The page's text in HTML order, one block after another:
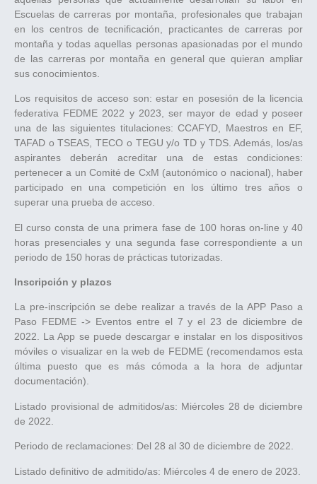
Escuelas de carreras por montaña, profesionales que trabajan
en los centros de tecnificación, practicantes de carreras por
montaña y todas aquellas personas apasionadas por el mundo
de las carreras por montaña en general que quieran ampliar
sus conocimientos.
Los requisitos de acceso son: estar en posesión de la licencia
federativa FEDME 2022 y 2023, ser mayor de edad y poseer
una de las siguientes titulaciones: CCAFYD, Maestros en EF,
TAFAD o TSEAS, TECO o TEGU y/o TD y TDS. Además, los/as
aspirantes deberán acreditar una de estas condiciones:
pertenecer a un Comité de CxM (autonómico o nacional), haber
participado en una competición en los último tres años o
superar una prueba de acceso.
El curso consta de una primera fase de 100 horas on-line y 40
horas presenciales y una segunda fase correspondiente a un
periodo de 150 horas de prácticas tutorizadas.
Inscripción y plazos
La pre-inscripción se debe realizar a través de la APP Paso a
Paso FEDME -> Eventos entre el 7 y el 23 de diciembre de
2022. La App se puede descargar e instalar en los dispositivos
móviles o visualizar en la web de FEDME (recomendamos esta
última puesto que es más cómoda a la hora de adjuntar
documentación).
Listado provisional de admitidos/as: Miércoles 28 de diciembre
de 2022.
Periodo de reclamaciones: Del 28 al 30 de diciembre de 2022.
Listado definitivo de admitido/as: Miércoles 4 de enero de 2023.